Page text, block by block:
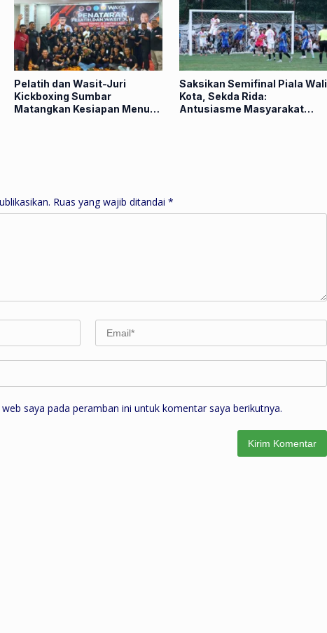
Pelatih dan Wasit-Juri
Kickboxing Sumbar
Matangkan Kesiapan Menuju
Saksikan Semifinal Piala Wali
Kota, Sekda Rida:
Antusiasme Masyarakat
Ruas yang wajib ditandai *
saya pada peramban ini untuk komentar saya berikutnya.